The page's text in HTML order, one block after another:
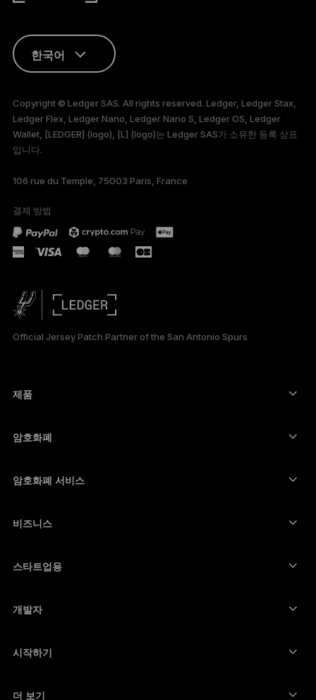
한국어
FRANÇAIS
TÜRKÇE
DEUTSCH
PORTUGUÊS
ESPAÑOL
简体中文
Copyright © Ledger SAS. All rights reserved. Ledger, Ledger Stax,
Ledger Flex, Ledger Nano, Ledger Nano S, Ledger OS, Ledger
Wallet, [LEDGER] (logo), [L] (logo)는 Ledger SAS가 소유한 등록 상표
입니다.
106 rue du Temple, 75003 Paris, France
결제 방법
Official Jersey Patch Partner of the San Antonio Spurs
제품
하드웨어 지갑
Ledger Stax
Ledger Nano Classics
번들
모든 제품
암호화폐
이더리움 지갑
카르다노 지갑
모네로 지갑
모든 자산 보기
암호화폐 서비스
암호화폐 구매
암호화폐 스왑
비즈니스
스타트업용
개발자
시작하기
호환 가능한 지갑 및 서비스
더 보기